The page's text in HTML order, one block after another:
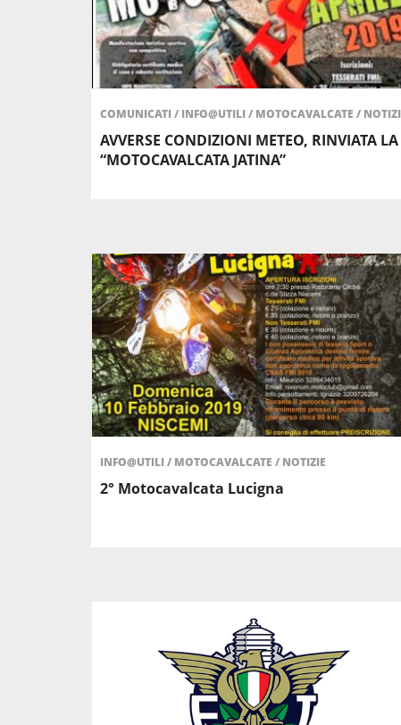
COMUNICATI/ INFO@UTILI/ MOTOCAVALCATE /
AVVERSE CONDIZIONI METEO, RINVIATA LA
“MOTOCAVALCATA JATINA”
INFO@UTILI/ MOTOCAVALCATE / NOTIZIE
2° Motocavalcata Lucigna